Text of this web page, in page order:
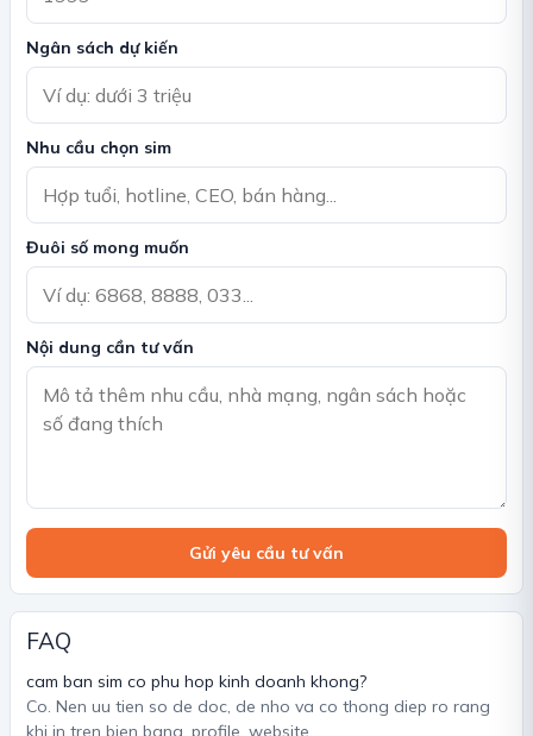
Ngân sách dự kiến
Nhu cầu chọn sim
Đuôi số mong muốn
Nội dung cần tư vấn
Gửi yêu cầu tư vấn
FAQ
cam ban sim co phu hop kinh doanh khong?
Co. Nen uu tien so de doc, de nho va co thong diep ro rang
khi in tren bien bang, profile, website.